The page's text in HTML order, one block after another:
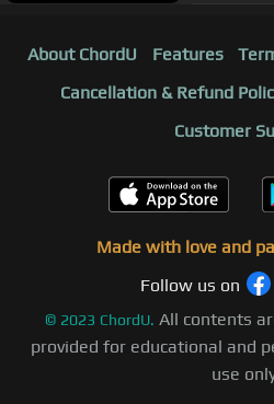
About ChordU Features
Cancellation & Refund
Customer
Made with love and
Follow us on
© 2023 ChordU. All contents
provided for educational and
use